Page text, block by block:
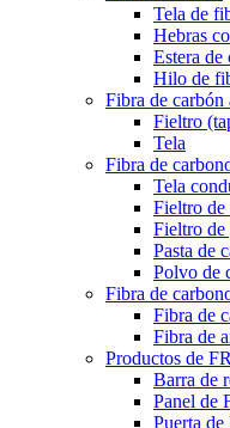
Tela de
Hebras
Estera de
Hilo de
Fibra de carbón
Fieltro
Tela
Fibra de
Tela
Fieltro de
Fieltro de
Pasta de
Polvo de
Fibra de
Fibra de
Fibra de
Productos de
Barra de
Panel de
Puerta de